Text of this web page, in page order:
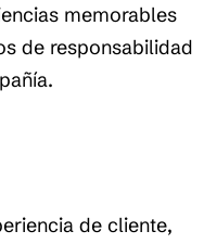
memorables
de responsabilidad
de cliente,